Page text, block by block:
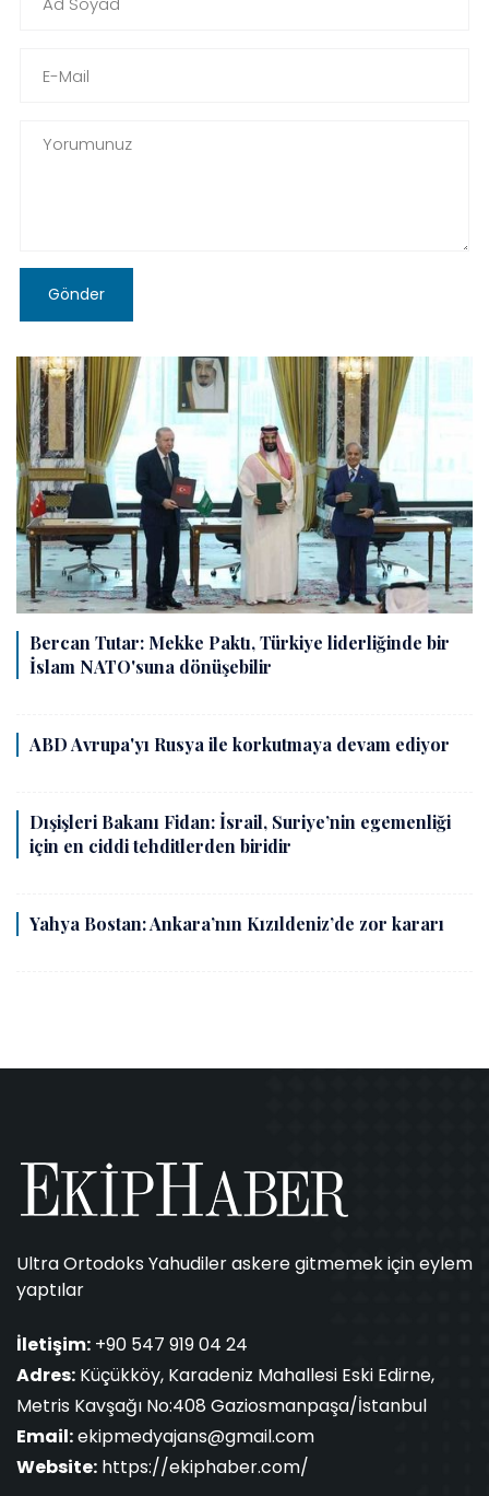
Gönder
Bercan Tutar: Mekke Paktı, Türkiye liderliğinde bir
İslam NATO'suna dönüşebilir
ABD Avrupa'yı Rusya ile korkutmaya devam ediyor
Dışişleri Bakanı Fidan: İsrail, Suriye’nin egemenliği
için en ciddi tehditlerden biridir
Yahya Bostan: Ankara’nın Kızıldeniz’de zor kararı
Ultra Ortodoks Yahudiler askere gitmemek için eylem
yaptılar
İletişim: +90 547 919 04 24
Adres: Küçükköy, Karadeniz Mahallesi Eski Edirne,
Metris Kavşağı No:408 Gaziosmanpaşa/İstanbul
Email:ekipmedyajans@gmail.com
Website: https://ekiphaber.com/